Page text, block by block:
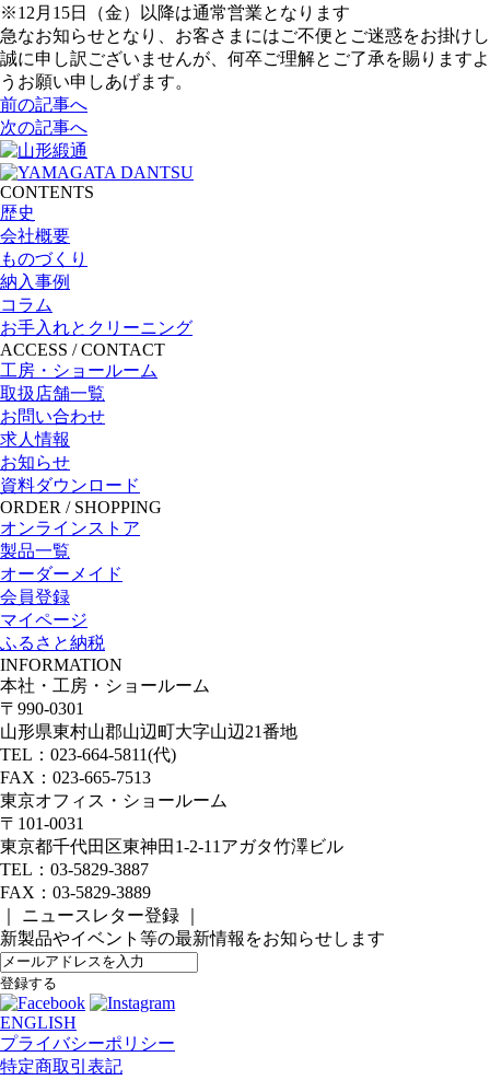
※12月15日（金）以降は通常営業となります
急なお知らせとなり、お客さまにはご不便とご迷惑をお掛けし
誠に申し訳ございませんが、何卒ご理解とご了承を賜りますよ
うお願い申しあげます。
前の記事へ
次の記事へ
CONTENTS
歴史
会社概要
ものづくり
納入事例
コラム
お手入れとクリーニング
ACCESS / CONTACT
工房・ショールーム
取扱店舗一覧
お問い合わせ
求人情報
お知らせ
資料ダウンロード
ORDER / SHOPPING
オンラインストア
製品一覧
オーダーメイド
会員登録
マイページ
ふるさと納税
INFORMATION
本社・工房・ショールーム
〒990-0301
山形県東村山郡山辺町大字山辺21番地
TEL：023-664-5811(代)
FAX：023-665-7513
東京オフィス・ショールーム
〒101-0031
東京都千代田区東神田1-2-11アガタ竹澤ビル
TEL：03-5829-3887
FAX：03-5829-3889
｜ ニュースレター登録 ｜
新製品やイベント等の最新情報をお知らせします
ENGLISH
プライバシーポリシー
特定商取引表記